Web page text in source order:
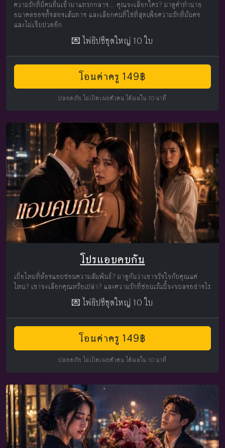
ความรักที่มีคนอื่นเข้ามาแทรกกลาง... คุณจะเลือกใคร? มาดูคำทำนาย
อนาคตของทั้งสองเส้นทาง และเลือกคนที่ใช่ที่สุดเพื่อความรักที่มั่นคง
และไม่เจ็บปวดอีก
💌 ไพ่ยิปซีชุดใหญ่ 10 ใบ
โอนค่าครู 149฿
ปลอดภัย ไม่เปิดเผยตัวตน ได้ผลใน 10 นาที
โปรแอบคบกัน
เบื่อไหมที่ต้องแอบซ่อนความสัมพันธ์? มาดูกันว่าเขาจริงใจกับคุณแค่
ไหน? เขาจะเลือกคุณหรือเปล่า? และความรักที่ซ่อนเร้นนี้จะจบลงอย่างไร
💌 ไพ่ยิปซีชุดใหญ่ 10 ใบ
โอนค่าครู 149฿
ปลอดภัย ไม่เปิดเผยตัวตน ได้ผลใน 10 นาที